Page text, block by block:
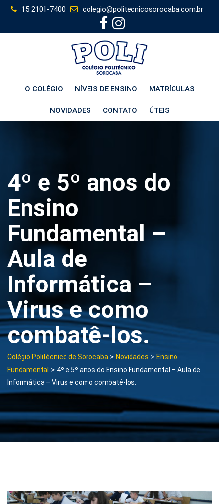
Skip
content
15 2101-7400 colegio@politecnicosorocaba.com.br
O COLÉGIO NÍVEIS DE ENSINO MATRÍCULAS
NOVIDADES CONTATO ÚTEIS
4º e 5º anos do
Ensino
Fundamental –
Aula de
Informática –
Virus e como
combatê-los.
Colégio Politécnico de Sorocaba > Novidades > Ensino
Fundamental > 4º e 5º anos do Ensino Fundamental – Aula de
Informática – Virus e como combatê-los.